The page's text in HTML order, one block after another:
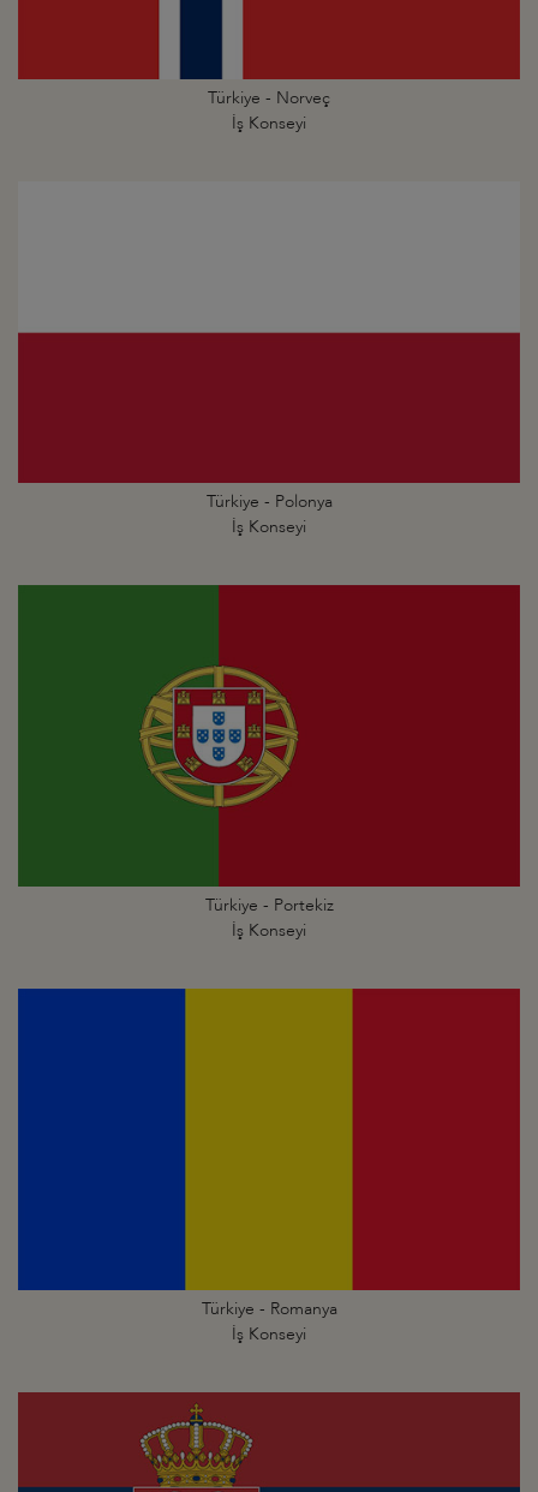
Türkiye - Norveç
İş Konseyi
Türkiye - Polonya
İş Konseyi
Türkiye - Portekiz
İş Konseyi
Türkiye - Romanya
İş Konseyi